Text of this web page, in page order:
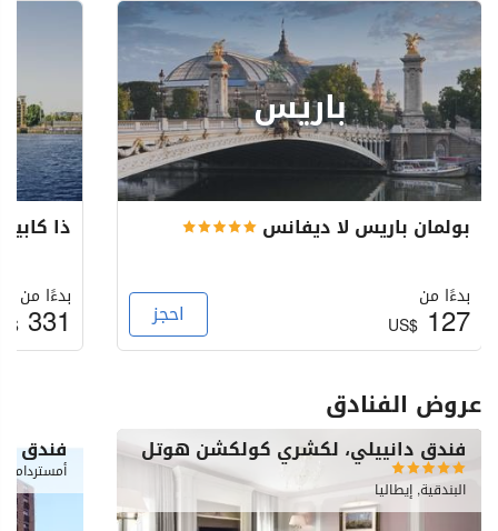
باريس
بولمان باريس لا ديفانس
بدءًا من
US$127 احجز
ذا
بدءًا من
331
عروض الفنادق
فندق دانييلي، لكشري كولكشن هوتل
البندقية, إيطاليا
فندق
أمستردام,